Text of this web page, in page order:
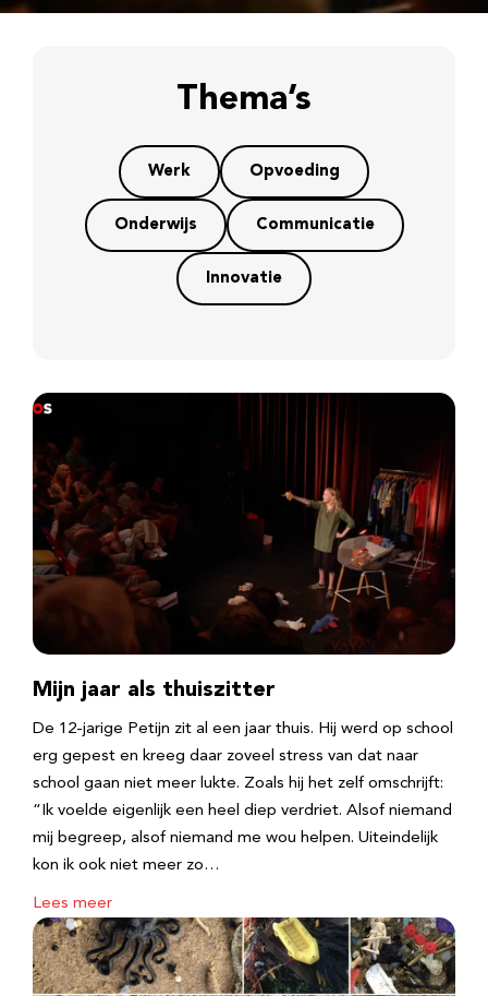
Thema’s
Werk Opvoeding
Onderwijs Communicatie
Innovatie
Mijn jaar als thuiszitter
De 12-jarige Petijn zit al een jaar thuis. Hij werd op school
erg gepest en kreeg daar zoveel stress van dat naar
school gaan niet meer lukte. Zoals hij het zelf omschrijft:
“Ik voelde eigenlijk een heel diep verdriet. Alsof niemand
mij begreep, alsof niemand me wou helpen. Uiteindelijk
kon ik ook niet meer zo…
Lees meer